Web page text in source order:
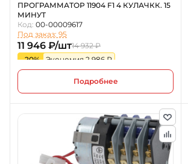
ПРОГРАММАТОР 11904 F1 4 КУЛАЧКК. 15
МИНУТ
Код: 00-00009617
Под заказ: 95
11 946 ₽/шт14 932 ₽
-20%
Экономия 2 986 ₽
Подробнее